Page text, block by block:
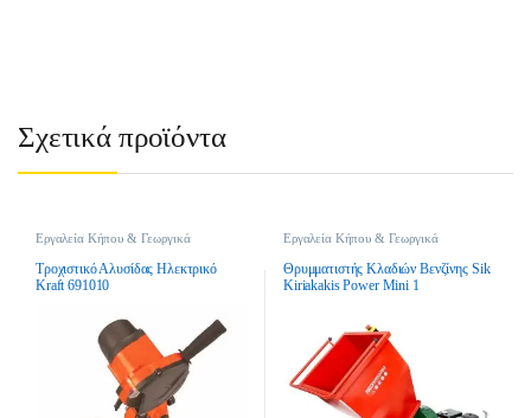
Σχετικά προϊόντα
Εργαλεία Κήπου & Γεωργικά
Τροχιστικά
Τροχιστικό Αλυσίδας Ηλεκτρικό
Kraft 691010
Εργαλεία Κήπου & Γεωργικά
Θρυμματιστές Κλαδιών Βενζίνης
Θρυμματιστής Κλαδιών Βενζίνης Sik
Kiriakakis Power Mini 1